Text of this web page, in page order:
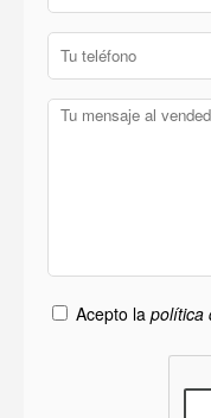
Acepto la política